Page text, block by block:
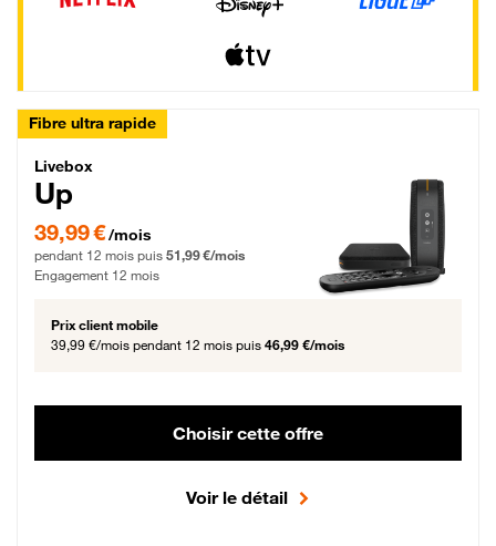
Fibre ultra rapide
Livebox Up Fibre
Livebox
Up
39,99 € par mois pendant 12 mois puis 51,99 € par mois, Engagement 12 mois
39,99 €/mois
pendant 12 mois puis 51,99 €/mois
Engagement 12 mois
Prix client mobile
39,99 €/mois pendant 12 mois puis 46,99 €/mois
Choisir cette offre
Voir le détail